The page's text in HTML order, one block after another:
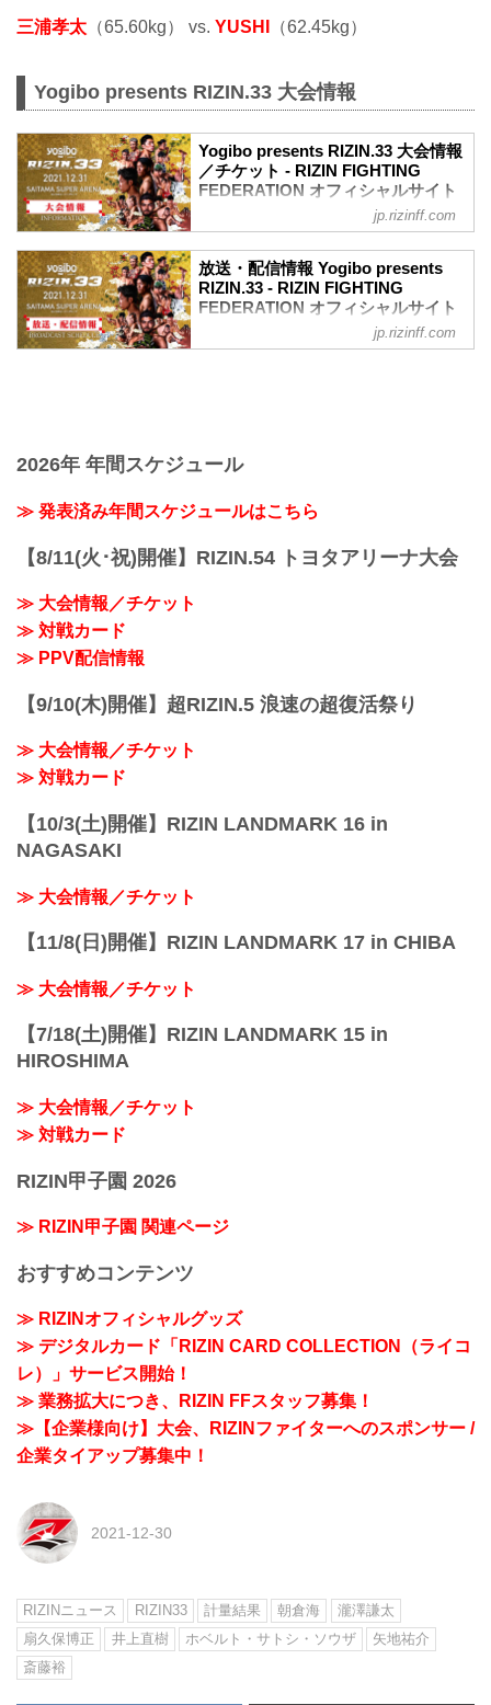
三浦孝太 （65.60kg） vs. YUSHI （62.45kg）
Yogibo presents RIZIN.33 大会情報
Yogibo presents RIZIN.33 大会情報
／チケット - RIZIN FIGHTING
FEDERATION オフィシャルサイト
現状は必要ありません。
大会概要
名称
予定時間が前後することがありますので
会場
JR京浜東北線・JR上野東京ライン（宇都
宮線・高崎線）「さいたま新都心」駅か
jp.rizinff.com
放送・配信情報 Yogibo presents
RIZIN.33 - RIZIN FIGHTING
FEDERATION オフィシャルサイト
12月31日（金）さいたまスーパーアリー
試合リアルタイムで視聴しよう！
事前番組
日付 時間 放送・配信媒体 番組名・その
12/20（月） 20:30〜 RIZIN FF公式
jp.rizinff.com
2026年 年間スケジュール
≫ 発表済み年間スケジュールはこちら
【8/11(火･祝)開催】RIZIN.54 トヨタアリーナ大会
≫ 大会情報／チケット
≫ 対戦カード
≫ PPV配信情報
【9/10(木)開催】超RIZIN.5 浪速の超復活祭り
≫ 大会情報／チケット
≫ 対戦カード
【10/3(土)開催】RIZIN LANDMARK 16 in
NAGASAKI
≫ 大会情報／チケット
【11/8(日)開催】RIZIN LANDMARK 17 in CHIBA
≫ 大会情報／チケット
【7/18(土)開催】RIZIN LANDMARK 15 in
HIROSHIMA
≫ 大会情報／チケット
≫ 対戦カード
RIZIN甲子園 2026
≫ RIZIN甲子園 関連ページ
おすすめコンテンツ
≫ RIZINオフィシャルグッズ
≫ デジタルカード「RIZIN CARD COLLECTION（ライコ
レ）」サービス開始！
≫ 業務拡大につき、RIZIN FFスタッフ募集！
≫【企業様向け】大会、RIZINファイターへのスポンサー /
企業タイアップ募集中！
2021-12-30
RIZINニュース RIZIN33 計量結果 朝倉海
瀧澤謙太
扇久保博正
井上直樹 ホベルト・サトシ・ソウザ
矢地祐介
斎藤裕